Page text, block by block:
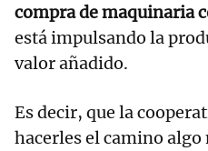
compra de maquinaria
está impulsando la
valor añadido.
Es decir, que la
hacerles el camino algo